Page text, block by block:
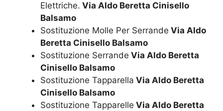
Elettriche. Via Aldo Beretta Cinisello
Balsamo
Sostituzione Molle Per Serrande Via Aldo
Beretta Cinisello Balsamo
Sostituzione Serrande Via Aldo Beretta
Cinisello Balsamo
Sostituzione Tapparella Via Aldo Beretta
Cinisello Balsamo
Sostituzione Tapparelle Via Aldo Beretta